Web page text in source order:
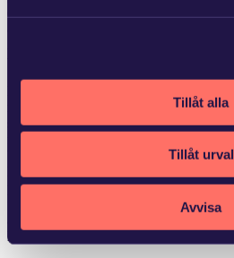
Tillåt alla
Tillåt urval
Avvisa
Att skatten inte har betalats i tid eller
målet att likvidatorn hade god insyn i
situation genom tidigare
företrätt bolaget gentemot Skatteverket
borde vidare ha stått klart för likvidatorn
likvidationsuppdragets början att
på förfallodagen och inte
”kan” framstå som grovt oaktsamt. Det
ha vidtagits.